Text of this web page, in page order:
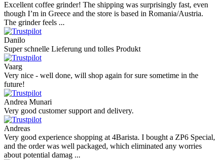
Excellent coffee grinder! The shipping was surprisingly fast, even
though I’m in Greece and the store is based in Romania/Austria.
The grinder feels ...
Danilo
Super schnelle Lieferung und tolles Produkt
Vaarg
Very nice - well done, will shop again for sure sometime in the
future!
Andrea Munari
Very good customer support and delivery.
Andreas
Very good experience shopping at 4Barista. I bought a ZP6 Special,
and the order was well packaged, which eliminated any worries
about potential damag ...